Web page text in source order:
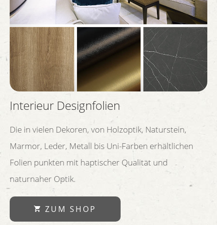
Interieur Designfolien
Die in vielen Dekoren, von Holzoptik, Naturstein,
Marmor, Leder, Metall bis Uni-Farben erhältlichen
Folien punkten mit haptischer Qualität und
naturnaher Optik.
ZUM SHOP